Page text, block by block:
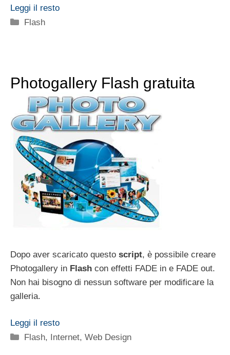
Leggi il resto
Categorie
Flash
Photogallery Flash gratuita
Dopo aver scaricato questo script, è possibile creare
Photogallery in Flash con effetti FADE in e FADE out.
Non hai bisogno di nessun software per modificare la
galleria.
Leggi il resto
Categorie
Flash, Internet,Web Design